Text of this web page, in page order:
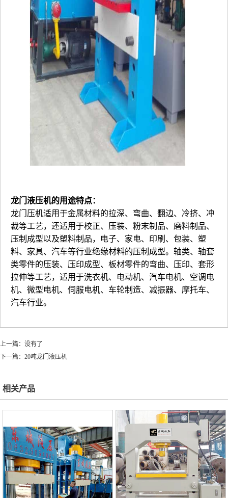
龙门液压机的用途特点：
龙门压机适用于金属材料的拉深、弯曲、翻边、冷挤、冲
裁等工艺，还适用于校正、压装、粉末制品、磨料制品、
压制成型以及塑料制品，电子、家电、印刷、包装、塑
料、家具、汽车等行业绝缘材料的压制成型。轴类、轴套
类零件的压装、压印成型、板材零件的弯曲、压印、套形
拉伸等工艺，适用于洗衣机、电动机、汽车电机、空调电
机、微型电机、伺服电机、车轮制造、减振器、摩托车、
汽车行业。
上一篇：没有了
下一篇： 20吨龙门液压机
相关产品